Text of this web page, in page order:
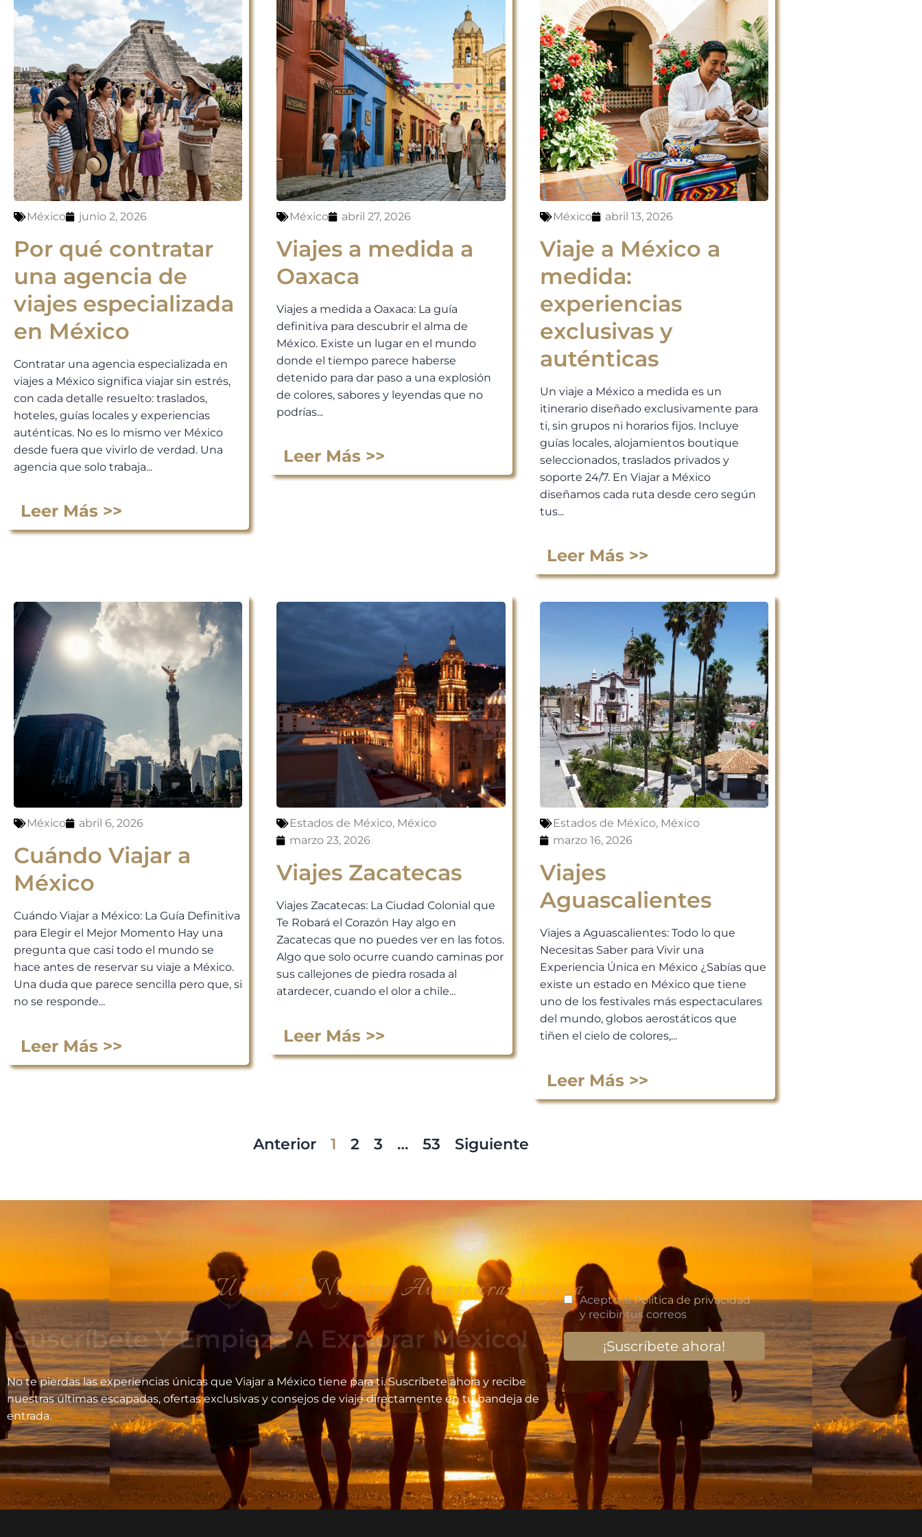
México junio 2, 2026
Por qué contratar
una agencia de
viajes especializada
en México
Contratar una agencia especializada en
viajes a México significa viajar sin estrés,
con cada detalle resuelto: traslados,
hoteles, guías locales y experiencias
auténticas. No es lo mismo ver México
desde fuera que vivirlo de verdad. Una
agencia que solo trabaja...
Leer Más >>
México abril 27, 2026
Viajes a medida a
Oaxaca
Viajes a medida a Oaxaca: La guía
definitiva para descubrir el alma de
México. Existe un lugar en el mundo
donde el tiempo parece haberse
detenido para dar paso a una explosión
de colores, sabores y leyendas que no
podrías...
Leer Más >>
México abril 13, 2026
Viaje a México a
medida:
experiencias
exclusivas y
auténticas
Un viaje a México a medida es un
itinerario diseñado exclusivamente para
ti, sin grupos ni horarios fijos. Incluye
guías locales, alojamientos boutique
seleccionados, traslados privados y
soporte 24/7. En Viajar a México
diseñamos cada ruta desde cero según
tus...
Leer Más >>
México abril 6, 2026
Cuándo Viajar a
México
Cuándo Viajar a México: La Guía Definitiva
para Elegir el Mejor Momento Hay una
pregunta que casi todo el mundo se
hace antes de reservar su viaje a México.
Una duda que parece sencilla pero que, si
no se responde...
Leer Más >>
Estados de México, México
marzo 23, 2026
Viajes Zacatecas
Viajes Zacatecas: La Ciudad Colonial que
Te Robará el Corazón Hay algo en
Zacatecas que no puedes ver en las fotos.
Algo que solo ocurre cuando caminas por
sus callejones de piedra rosada al
atardecer, cuando el olor a chile...
Leer Más >>
Estados de México, México
marzo 16, 2026
Viajes
Aguascalientes
Viajes a Aguascalientes: Todo lo que
Necesitas Saber para Vivir una
Experiencia Única en México ¿Sabías que
existe un estado en México que tiene
uno de los festivales más espectaculares
del mundo, globos aerostáticos que
tiñen el cielo de colores,...
Leer Más >>
Anterior 1 2 3 … 53 Siguiente
Únete A Nuestra Aventrura Viajera
¡Suscríbete Y Empieza A Explorar México!
No te pierdas las experiencias únicas que Viajar a México tiene para ti. Suscríbete ahora y recibe
nuestras últimas escapadas, ofertas exclusivas y consejos de viaje directamente en tu bandeja de
entrada.